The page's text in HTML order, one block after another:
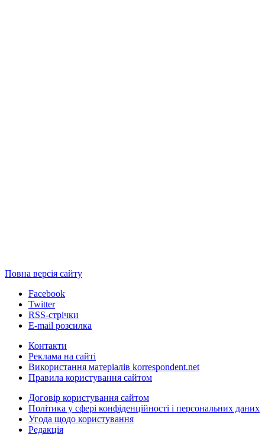
Повна версія сайту
Facebook
Twitter
RSS-стрічки
E-mail розсилка
Контакти
Реклама на сайті
Використання матеріалів korrespondent.net
Правила користування сайтом
Договір користування сайтом
Політика у сфері конфіденційності і персональних даних
Угода щодо користування
Редакція